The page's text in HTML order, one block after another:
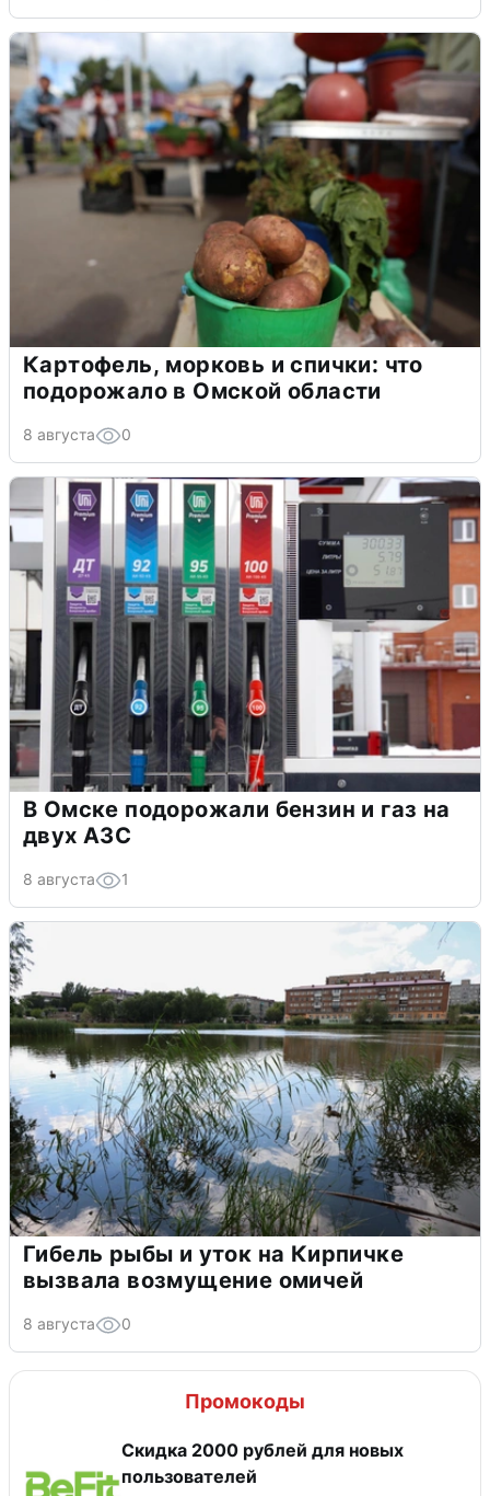
Картофель, морковь и спички: что
подорожало в Омской области
8 августа 0
В Омске подорожали бензин и газ на
двух АЗС
8 августа 1
Гибель рыбы и уток на Кирпичке
вызвала возмущение омичей
8 августа 0
Промокоды
​Скидка 2000 рублей для новых
пользователей